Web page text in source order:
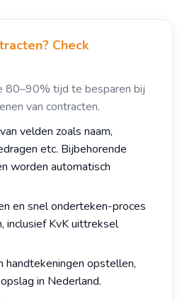
Check
80–90% tijd te besparen bij
van contracten.
velden zoals naam,
etc. Bijbehorende
worden automatisch
en snel onderteken-proces
inclusief KvK uittreksel
handtekeningen opstellen,
in Nederland.